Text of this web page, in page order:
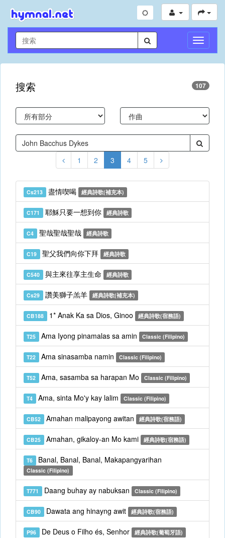
切
換
導
搜索 107
1 2 3 4 5
Cs213 盡情喫喝 經典詩歌(補充本)
C171 耶穌只要一想到你 經典詩歌
C4 聖哉聖哉聖哉 經典詩歌
C19 聖父我們向你下拜 經典詩歌
C540 與主來往享主生命 經典詩歌
Cs29 讚美獅子羔羊 經典詩歌(補充本)
CB188 1* Anak Ka sa Dios, Ginoo 經典詩歌(宿務語)
T25 Ama Iyong pinamalas sa amin Classic (Filipino)
T22 Ama sinasamba namin Classic (Filipino)
T52 Ama, sasamba sa harapan Mo Classic (Filipino)
T4 Ama, sinta Mo'y kay lalim Classic (Filipino)
CB52 Amahan malipayong awitan 經典詩歌(宿務語)
CB25 Amahan, gikaloy-an Mo kami 經典詩歌(宿務語)
T6 Banal, Banal, Banal, Makapangyarihan
Classic (Filipino)
T771 Daang buhay ay nabuksan Classic (Filipino)
CB90 Dawata ang hinayng awit 經典詩歌(宿務語)
P96 De Deus o Filho és, Senhor 經典詩歌(葡萄牙語)